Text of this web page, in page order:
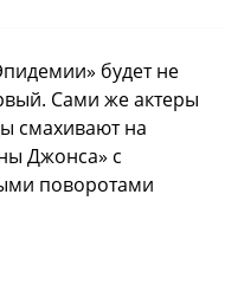
будет не
Сами же актеры
смахивают на
Джонса» с
поворотами